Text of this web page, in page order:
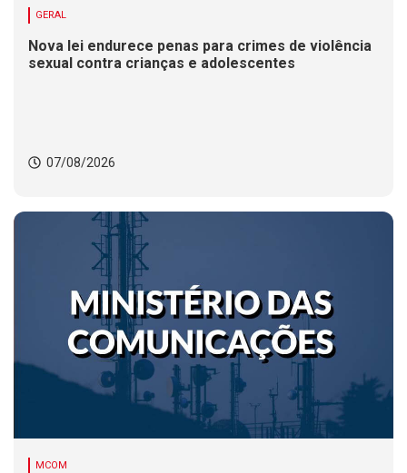
GERAL
Nova lei endurece penas para crimes de violência
sexual contra crianças e adolescentes
07/08/2026
MCOM